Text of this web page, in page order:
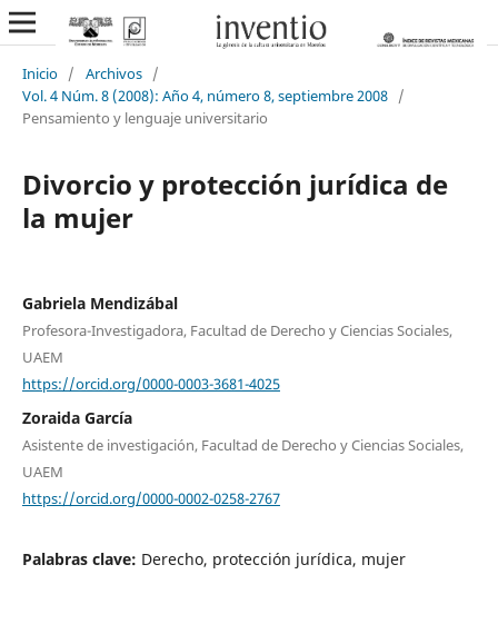
Inicio / Archivos /
Vol. 4 Núm. 8 (2008): Año 4, número 8, septiembre 2008 /
Pensamiento y lenguaje universitario
Divorcio y protección jurídica de
la mujer
Gabriela Mendizábal
Profesora-Investigadora, Facultad de Derecho y Ciencias Sociales,
UAEM
https://orcid.org/0000-0003-3681-4025
Zoraida García
Asistente de investigación, Facultad de Derecho y Ciencias Sociales,
UAEM
https://orcid.org/0000-0002-0258-2767
Palabras clave: Derecho, protección jurídica, mujer